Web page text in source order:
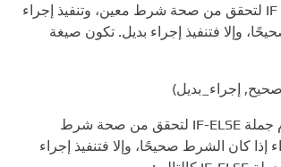
IF: تستخدم جملة IF لتحقق من صحة شرط معين، وتنفيذ إجراء
وإلا فتنفيذ إجراء بديل. تكون صيغة
IF-ELSE: تستخدم جملة IF-ELSE لتحقق من صحة شرط
إذا كان الشرط صحيحًا، وإلا فتنفيذ إجراء